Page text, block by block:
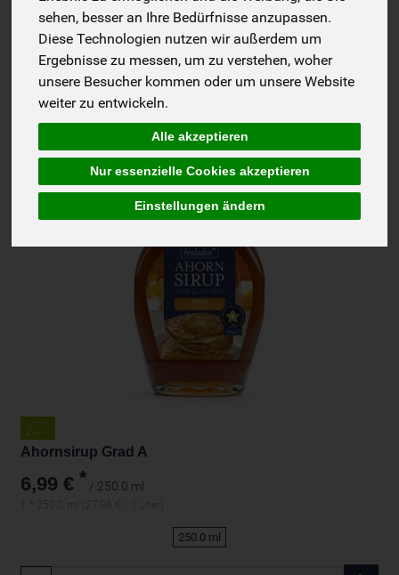
sehen, besser an Ihre Bedürfnisse anzupassen.
Diese Technologien nutzen wir außerdem um
Ergebnisse zu messen, um zu verstehen, woher
unsere Besucher kommen oder um unsere Website
weiter zu entwickeln.
Alle akzeptieren
Nur essenzielle Cookies akzeptieren
Einstellungen ändern
Hersteller Ernährung Allergene
Ahornsirup Grad A
6,99 € * / 250.0 ml
250.0 ml